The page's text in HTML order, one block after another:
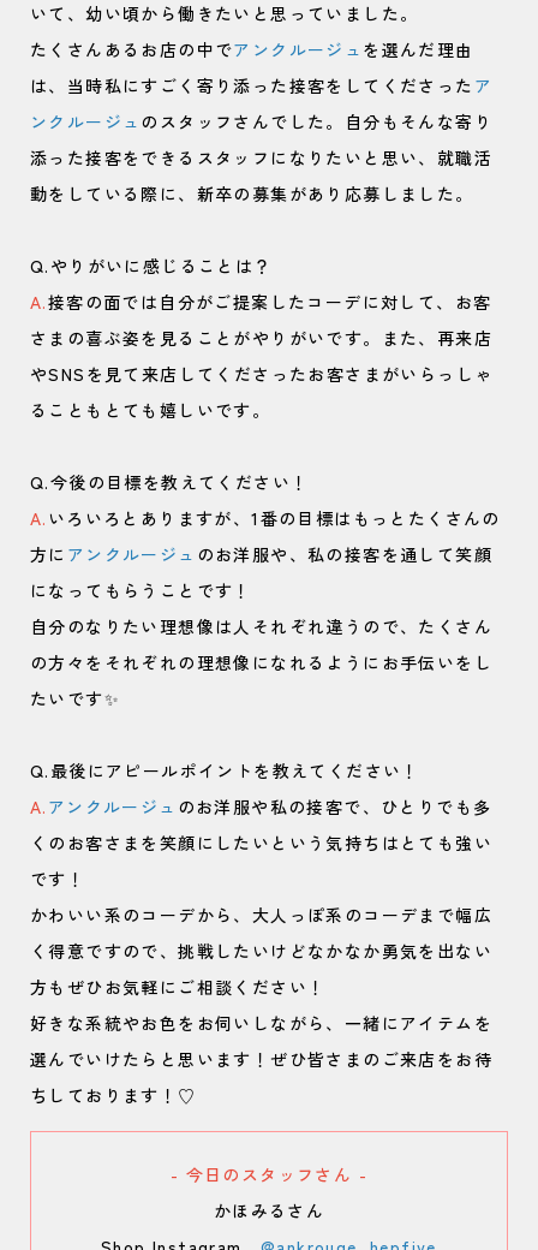
いて、幼い頃から働きたいと思っていました。
たくさんあるお店の中でアンクルージュ を選んだ理由
は、当時私にすごく寄り添った接客をしてくださった ア
ンクルージュ のスタッフさんでした。自分もそんな寄り
添った接客をできるスタッフになりたいと思い、就職活
動をしている際に、新卒の募集があり応募しました。
Q.やりがいに感じることは？
A.接客の面では自分がご提案したコーデに対して、お客
さまの喜ぶ姿を見ることがやりがいです。また、再来店
やSNSを見て来店してくださったお客さまがいらっしゃ
ることもとても嬉しいです。
Q.今後の目標を教えてください！
A. いろいろとありますが、1番の目標はもっとたくさんの
方に アンクルージュ のお洋服や、私の接客を通して笑顔
になってもらうことです！
自分のなりたい理想像は人それぞれ違うので、たくさん
の方々をそれぞれの理想像になれるようにお手伝いをし
たいです✨
Q.最後にアピールポイントを教えてください！
A. アンクルージュ のお洋服や私の接客で、ひとりでも多
くのお客さまを笑顔にしたいという気持ちはとても強い
です！
かわいい系のコーデから、大人っぽ系のコーデまで幅広
く得意ですので、挑戦したいけどなかなか勇気を出ない
方もぜひお気軽にご相談ください！
好きな系統やお色をお伺いしながら、一緒にアイテムを
選んでいけたらと思います！ぜひ皆さまのご来店をお待
ちしております！♡
- 今日のスタッフさん -
かほみるさん